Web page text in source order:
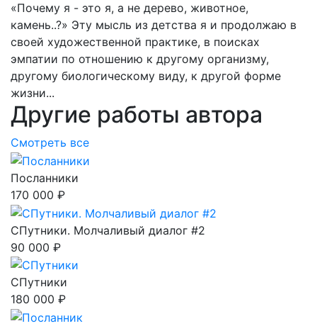
«Почему я - это я, а не дерево, животное,
камень..?» Эту мысль из детства я и продолжаю в
своей художественной практике, в поисках
эмпатии по отношению к другому организму,
другому биологическому виду, к другой форме
жизни...
Другие работы автора
Смотреть все
Посланники
170 000 ₽
СПутники. Молчаливый диалог #2
90 000 ₽
СПутники
180 000 ₽